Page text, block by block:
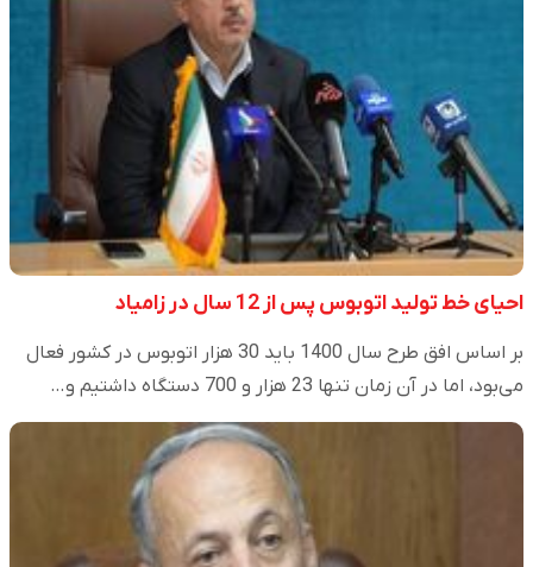
احیای خط تولید اتوبوس پس از 12 سال در زامیاد
بر اساس افق طرح سال 1400 باید 30 هزار اتوبوس در کشور فعال
می‌بود، اما در آن زمان تنها 23 هزار و 700 دستگاه داشتیم و…